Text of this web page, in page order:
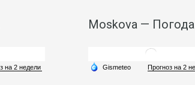
Moskova — Погода